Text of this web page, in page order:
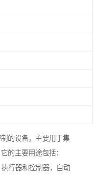
的设备，主要用于集
的主要用途包括：
行器和控制器，自动